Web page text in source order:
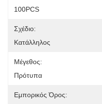
100PCS
Σχέδιο:
Κατάλληλος
Μέγεθος:
Πρότυπα
Εμπορικός Όρος: